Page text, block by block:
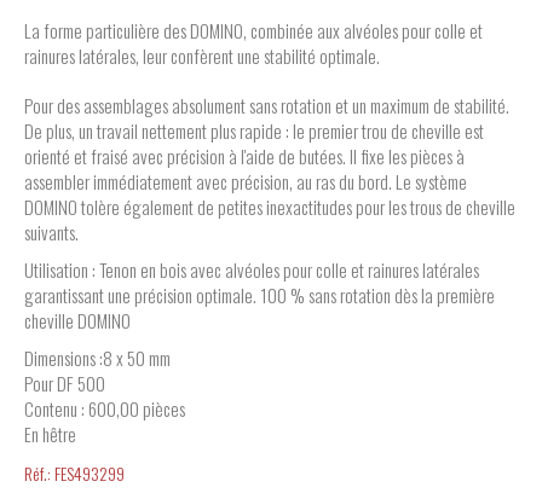
La forme particulière des DOMINO, combinée aux alvéoles pour colle et
rainures latérales, leur confèrent une stabilité optimale.
Pour des assemblages absolument sans rotation et un maximum de stabilité.
De plus, un travail nettement plus rapide : le premier trou de cheville est
orienté et fraisé avec précision à l'aide de butées. Il fixe les pièces à
assembler immédiatement avec précision, au ras du bord. Le système
DOMINO tolère également de petites inexactitudes pour les trous de cheville
suivants.
Utilisation : Tenon en bois avec alvéoles pour colle et rainures latérales
garantissant une précision optimale. 100 % sans rotation dès la première
cheville DOMINO
Dimensions :8 x 50 mm
Pour DF 500
Contenu : 600,00 pièces
En hêtre
Réf.: FES493299